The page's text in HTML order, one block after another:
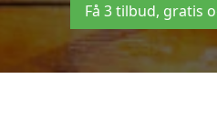
Få 3 tilbud, gratis